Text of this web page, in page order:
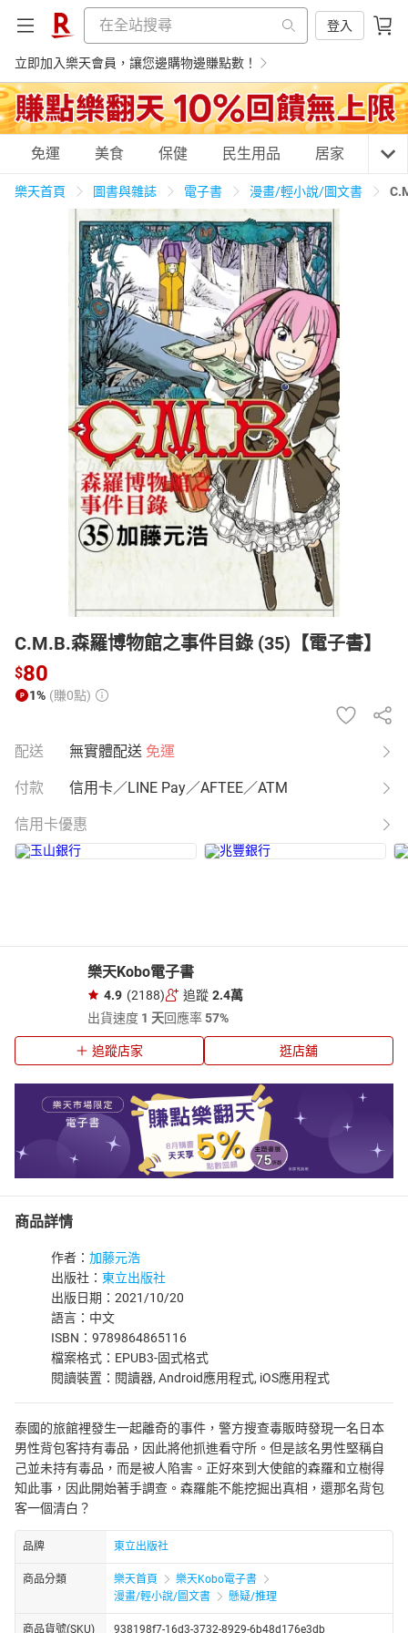
登入
立即加入樂天會員，讓您邊購物邊賺點數！
購物網分類
天天免運 美食蛋糕 養生保健 民生用品
居家生活 3C家電 運動休閒 親子玩具
男裝 化妝保養 情趣用品
日本購物 電子/紙本書
HOT
免運 美食 保健 民生用品 居家 3C
樂天首頁 圖書與雜誌 電子書 漫畫/輕小說/圖文書
C.M.B.森羅博物館之事件目錄 (35)【電子書】
$80
1% (賺0點)
配送 無實體配送 免運
付款 信用卡／LINE Pay／AFTEE／ATM
信用卡優惠
樂天Kobo電子書
4.9 (2188) 追蹤 2.4萬
出貨速度 1 天回應率57%
追蹤店家 逛店舖
商品詳情
作者： 加藤元浩
出版社： 東立出版社
出版日期：2021/10/20
語言：中文
ISBN：9789864865116
檔案格式：EPUB3-固式格式
閱讀裝置：閱讀器, Android應用程式, iOS應用程式
泰國的旅館裡發生一起離奇的事件，警方搜查毒販時發現一名日本
男性背包客持有毒品，因此將他抓進看守所。但是該名男性堅稱自
己並未持有毒品，而是被人陷害。正好來到大使館的森羅和立樹得
知此事，因此開始著手調查。森羅能不能挖掘出真相，還那名背包
客一個清白？
品牌 東立出版社
商品分類 樂天首頁
樂天Kobo電子書
漫畫/輕小說/圖文書
懸疑/推理
商品貨號(SKU) 938198f7-16d3-3732-8929-6b48d176e3db